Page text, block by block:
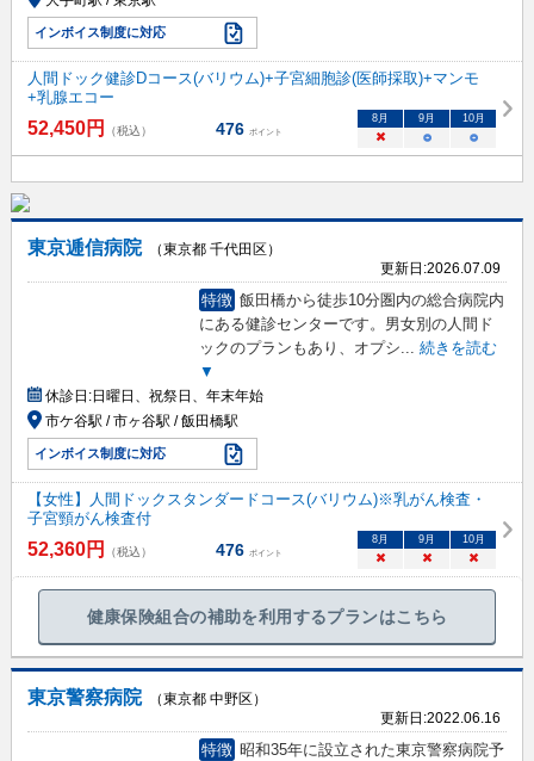
インボイス制度に対応
人間ドック健診Dコース(バリウム)+子宮細胞診(医師採取)+マンモ
+乳腺エコー
52,450円 （税込） 476 ポイント
8 月 9 月 10月
× ○ ○
東京逓信病院
（東京都 千代田区）
更新日:2026.07.09
特徴 飯田橋から徒歩10分圏内の総合病院内
にある健診センターです。男女別の人間ド
ックのプランもあり、オプシ
続きを読む
▼
休診日:日曜日、祝祭日、年末年始
市ケ谷駅 / 市ヶ谷駅 / 飯田橋駅
インボイス制度に対応
【女性】人間ドックスタンダードコース(バリウム)※乳がん検査・
子宮頸がん検査付
52,360円 （税込） 476 ポイント
8 月 9 月 10月
× × ×
健康保険組合の補助を利用するプランはこちら
東京警察病院
（東京都 中野区）
更新日:2022.06.16
特徴 昭和35年に設立された東京警察病院予